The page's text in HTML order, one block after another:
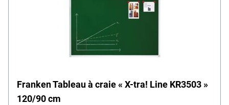
Franken Tableau à craie « X-tra! Line KR3503 »
120/90 cm